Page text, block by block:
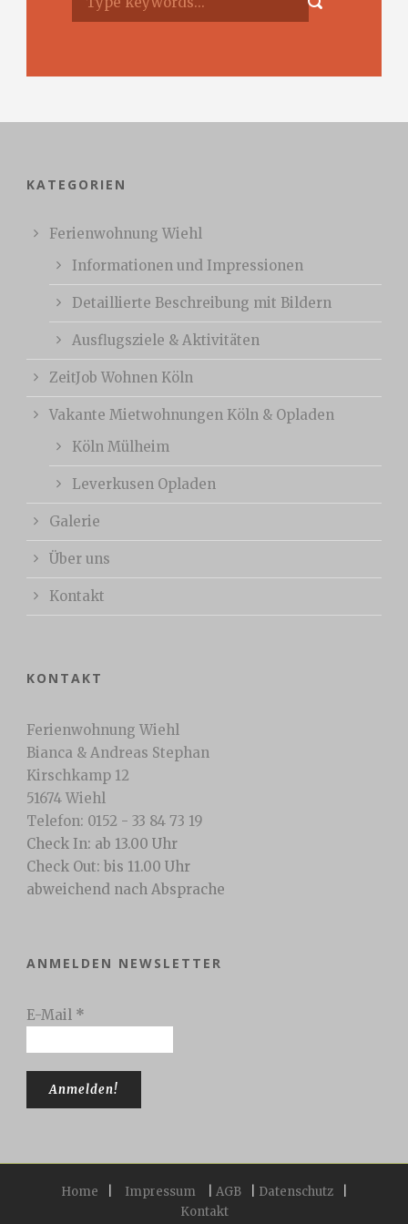
KATEGORIEN
Ferienwohnung Wiehl
Informationen und Impressionen
Detaillierte Beschreibung mit Bildern
Ausflugsziele & Aktivitäten
ZeitJob Wohnen Köln
Vakante Mietwohnungen Köln & Opladen
Köln Mülheim
Leverkusen Opladen
Galerie
Über uns
Kontakt
KONTAKT
Ferienwohnung Wiehl
Bianca & Andreas Stephan
Kirschkamp 12
51674 Wiehl
Telefon: 0152 - 33 84 73 19
Check In: ab 13.00 Uhr
Check Out: bis 11.00 Uhr
abweichend nach Absprache
ANMELDEN NEWSLETTER
E-Mail *
Home Impressum AGB Datenschutz
Kontakt